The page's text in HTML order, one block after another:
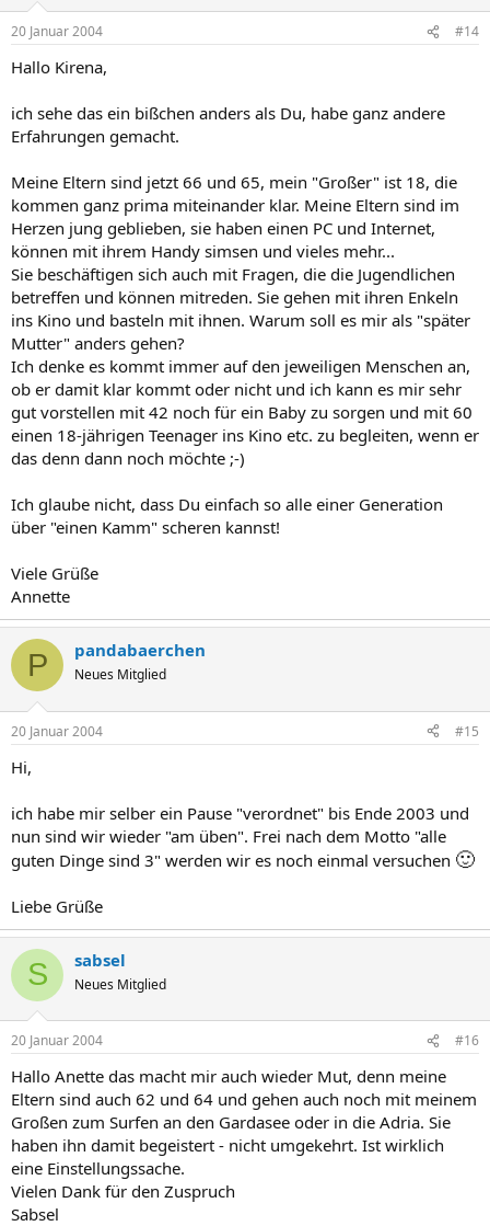
20 Januar 2004 #14
Hallo Kirena,
ich sehe das ein bißchen anders als Du, habe ganz andere
Erfahrungen gemacht.
Meine Eltern sind jetzt 66 und 65, mein "Großer" ist 18, die
kommen ganz prima miteinander klar. Meine Eltern sind im
Herzen jung geblieben, sie haben einen PC und Internet,
können mit ihrem Handy simsen und vieles mehr...
Sie beschäftigen sich auch mit Fragen, die die Jugendlichen
betreffen und können mitreden. Sie gehen mit ihren Enkeln
ins Kino und basteln mit ihnen. Warum soll es mir als "später
Mutter" anders gehen?
Ich denke es kommt immer auf den jeweiligen Menschen an,
ob er damit klar kommt oder nicht und ich kann es mir sehr
gut vorstellen mit 42 noch für ein Baby zu sorgen und mit 60
einen 18-jährigen Teenager ins Kino etc. zu begleiten, wenn er
das denn dann noch möchte ;-)
Ich glaube nicht, dass Du einfach so alle einer Generation
über "einen Kamm" scheren kannst!
Viele Grüße
Annette
P pandabaerchen
Neues Mitglied
20 Januar 2004 #15
Hi,
ich habe mir selber ein Pause "verordnet" bis Ende 2003 und
nun sind wir wieder "am üben". Frei nach dem Motto "alle
guten Dinge sind 3" werden wir es noch einmal versuchen 🙂
Liebe Grüße
S sabsel
Neues Mitglied
20 Januar 2004 #16
Hallo Anette das macht mir auch wieder Mut, denn meine
Eltern sind auch 62 und 64 und gehen auch noch mit meinem
Großen zum Surfen an den Gardasee oder in die Adria. Sie
haben ihn damit begeistert - nicht umgekehrt. Ist wirklich
eine Einstellungssache.
Vielen Dank für den Zuspruch
Sabsel